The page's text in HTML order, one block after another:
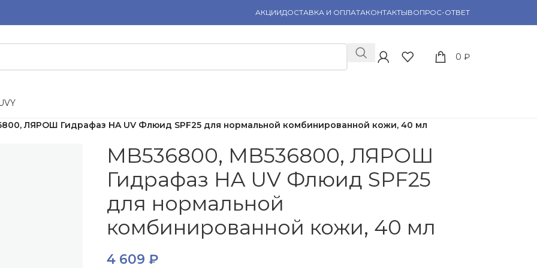
АКЦИИДОСТАВКА И ОПЛАТАКОНТАКТЫВОПРОС-ОТВЕТ
0 ₽
VY
ЛЯРОШ Гидрафаз HA UV Флюид SPF25 для нормальной комбинированной кожи, 40 мл
MB536800, MB536800, ЛЯРОШ
Гидрафаз HA UV Флюид SPF25
для нормальной
комбинированной кожи, 40 мл
4 609 ₽